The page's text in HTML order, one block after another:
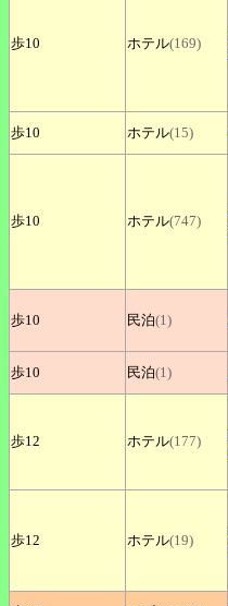
歩10 ホテル(169)
歩10 ホテル(15)
歩10 ホテル(747)
歩10 民泊(1)
歩10 民泊(1)
歩12 ホテル(177)
歩12 ホテル(19)